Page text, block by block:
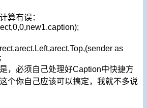
算有误：
as
，必须自己处理好Caption中快捷方
个你自己应该可以搞定，我就不多说